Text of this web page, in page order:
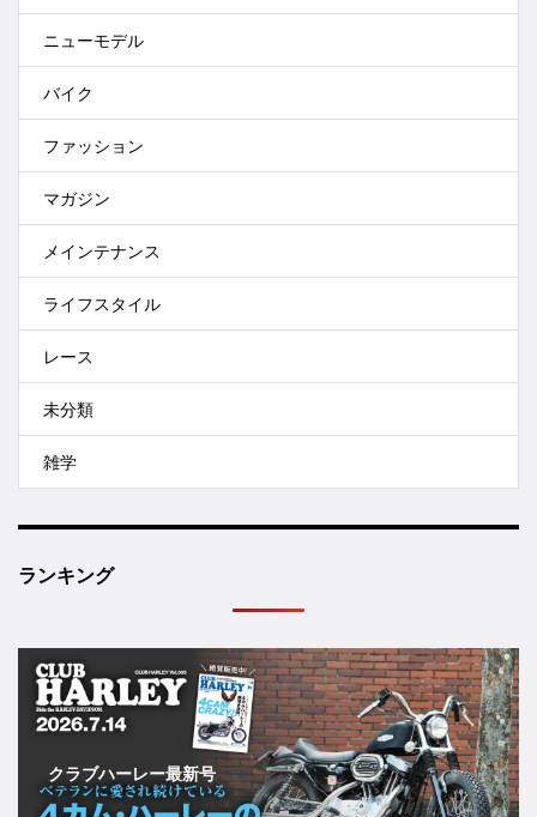
ニューモデル
バイク
ファッション
マガジン
メインテナンス
ライフスタイル
レース
未分類
雑学
ランキング
クラブハーレー最新号